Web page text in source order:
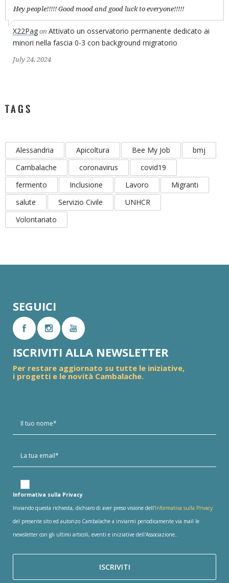
Hey people!!!!! Good mood and good luck to everyone!!!!!
X22Pag on Attivato un osservatorio permanente dedicato ai
minori nella fascia 0-3 con background migratorio
July 24, 2024
TAGS
Alessandria Apicoltura Bee My Job
bmj
Cambalache
coronavirus
covid19
fermento
Inclusione Lavoro
Migranti
salute
Servizio Civile
UNHCR
Volontariato
SEGUICI
ISCRIVITI ALLA NEWSLETTER
Per restare aggiornato su tutte le iniziative,
i progetti e le novità Cambalache.
Informativa sulla Privacy
Inviando questa richiesta, dichiaro di aver preso visione dell'Informativa sulla Privacy
del presente sito ed autorizo Cambalache a inviarmi periodicamente via mail le
newsletter con gli ultimi articoli, eventi e iniziative dell'Associazione..